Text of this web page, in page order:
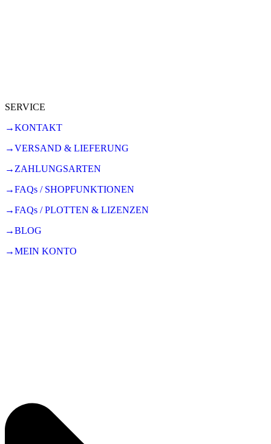
SERVICE
→KONTAKT
→VERSAND & LIEFERUNG
→ZAHLUNGSARTEN
→FAQs / SHOPFUNKTIONEN
→FAQs / PLOTTEN & LIZENZEN
→BLOG
→MEIN KONTO